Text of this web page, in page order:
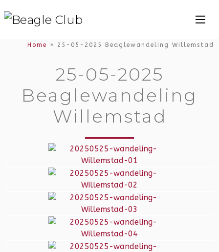
Home » 25-05-2025 Beaglewandeling Willemstad
25-05-2025
Beaglewandeling
Willemstad